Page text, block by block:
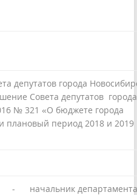
депутатов города
Совета депутатов города
№ 321 «О бюджете города
плановый период 2018 и 2019
-
начальник департамента